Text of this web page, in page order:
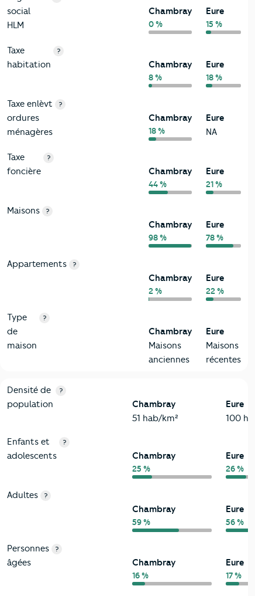
social
HLM
Chambray
0 %
Eure
15 %
Taxe
habitation
?
Chambray
8 %
Eure
18 %
Taxe enlèvt
ordures
ménagères
?
Chambray
18 %
Eure
NA
Taxe
foncière
?
Chambray
44 %
Eure
21 %
Maisons ?
Chambray
98 %
Eure
78 %
Appartements ?
Chambray
2 %
Eure
22 %
Type
de
maison
?
Chambray
Maisons
anciennes
Eure
Maisons
récentes
2-Habitants
Critères Chambray
Densité de
population
?
Chambray
51 hab/km²
Eure
100
Enfants et
adolescents
?
Chambray
25 %
Eure
26 %
Adultes ?
Chambray
59 %
Eure
56 %
Personnes
âgées
?
Chambray
16 %
Eure
17 %